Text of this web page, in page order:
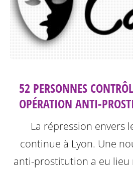
52 PERSONNES
OPÉRATION ANTI-
La répression envers
continue à Lyon. Une
anti-prostitution a eu lieu